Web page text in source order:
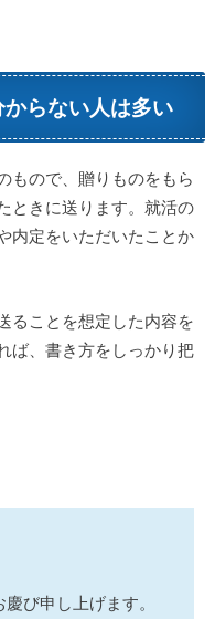
らない人は多い
もので、贈りものをもら
ときに送ります。就活の
内定をいただいたことか
ることを想定した内容を
ば、書き方をしっかり把
び申し上げます。